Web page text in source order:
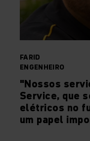
FARID
ENGENHEIRO
"Nossos
Service, que
elétricos no
um papel